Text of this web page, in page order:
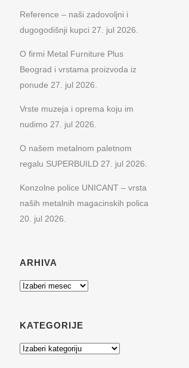
Reference – naši zadovoljni i
dugogodišnji kupci 27. jul 2026.
O firmi Metal Furniture Plus
Beograd i vrstama proizvoda iz
ponude 27. jul 2026.
Vrste muzeja i oprema koju im
nudimo 27. jul 2026.
O našem metalnom paletnom
regalu SUPERBUILD 27. jul 2026.
Konzolne police UNICANT – vrsta
naših metalnih magacinskih polica
20. jul 2026.
ARHIVA
Arhiva
KATEGORIJE
Kategorije
KONTAKT PODACI
11000 Beograd, Srbija
Web:www.metalnepolice.com
Email:mfpdoo@gmail.com
Tel:+381 11 3836 421
Uslovi korišćenja i politika